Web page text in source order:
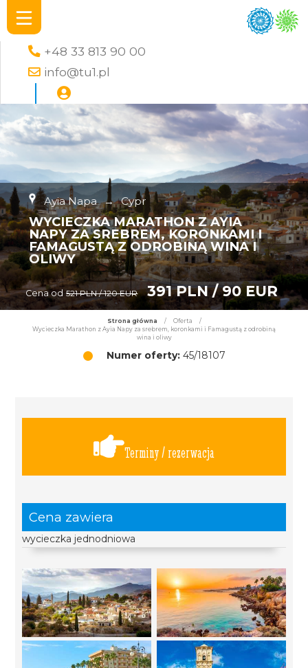
+48 33 813 90 00
info@tu1.pl
Ayia Napa → Cypr
WYCIECZKA MARATHON Z AYIA
NAPY ZA SREBREM, KORONKAMI I
FAMAGUSTĄ Z ODROBINĄ WINA I
OLIWY
Cena od 521 PLN / 120 EUR 391 PLN / 90 EUR
Strona główna / Oferta
/
Wycieczka Marathon z Ayia Napy za srebrem, koronkami i Famagustą z odrobiną
wina i oliwy
Numer oferty:45/18107
Terminy / rezerwacja
Cena zawiera
wycieczka jednodniowa